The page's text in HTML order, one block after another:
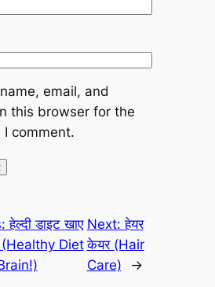
email, and
this browser for the
I comment.
हेल्दी डाइट खाए
(Healthy Diet
Next:हेयर
केयर (Hair
Care)
→